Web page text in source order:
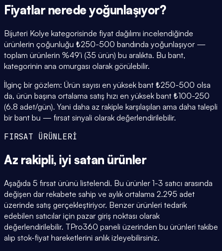
Fiyatlar nerede yoğunlaşıyor?
Bijuteri Kolye kategorisinde fiyat dağılımı incelendiğinde
ürünlerin çoğunluğu ₺250-500 bandında yoğunlaşıyor —
toplam ürünlerin %49'i (35 ürün) bu aralıkta. Bu bant,
kategorinin ana omurgası olarak görülebilir.
İlginç bir gözlem: Ürün sayısı en yüksek bant ₺250-500 olsa
da, ürün başına ortalama satış hızı en yüksek bant ₺100-250
(6.8 adet/gün). Yani daha az rakiple karşılaşılan ama daha talepli
bir bant bu — fırsat sinyali olarak değerlendirilebilir.
FIRSAT ÜRÜNLERİ
Az rakipli, iyi satan ürünler
Aşağıda 5 fırsat ürünü listelendi. Bu ürünler 1-3 satıcı arasında
değişen dar rekabete sahip ve aylık ortalama 2.295 adet
üzerinde satış gerçekleştiriyor. Benzer ürünleri tedarik
edebilen satıcılar için pazar giriş noktası olarak
değerlendirilebilir. TPro360 paneli üzerinden bu ürünleri takibe
alıp stok-fiyat hareketlerini anlık izleyebilirsiniz.